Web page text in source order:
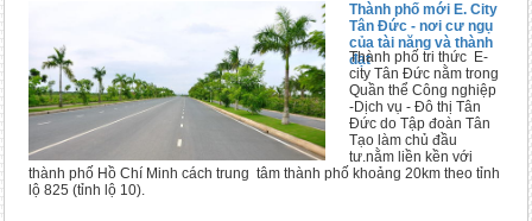
Thành phố mới E. City
Tân Đức - nơi cư ngụ
của tài năng và thành
đạt
Thành phố tri thức E-
city Tân Đức nằm trong
Quần thể Công nghiệp
-Dịch vụ - Đô thị Tân
Đức do Tập đoàn Tân
Tạo làm chủ đầu
tư.nằm liền kền với
thành phố Hồ Chí Minh cách trung tâm thành phố khoảng 20km theo tỉnh
lộ 825 (tỉnh lộ 10).